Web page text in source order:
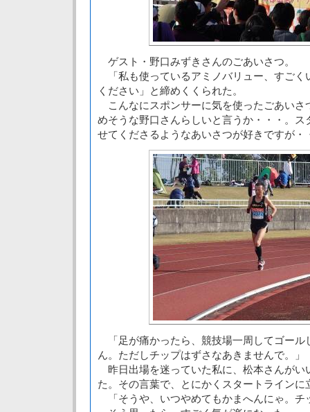
ゲスト・野口みずきさんのごあいさつ。
「私も使っているアミノバリュー、すごく
ください」と締めくくられた。
こんなにスポンサーに気を使ったごあいさ
めそうな野口さんらしいと言うか・・・。ス
せてくださるようなあいさつが好きですが・
「足が痛かったら、競技場一周してゴール
ん。ただしチップはずさなあきませんで。」
昨日出場を迷っていた私に、松本さんがい
た。その言葉で、とにかくスタートラインに
「そうや、いつやめてもかまへんにゃ。チ